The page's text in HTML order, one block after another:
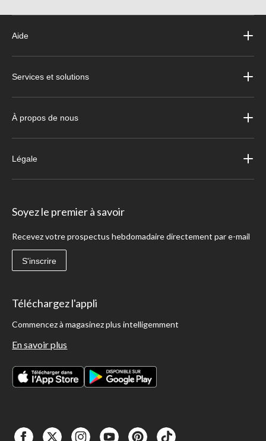
Aide
Services et solutions
À propos de nous
Légale
Soyez le premier à savoir
Recevez votre prospectus hebdomadaire directement par e-mail
S'inscrire
Téléchargez l'appli
Commencez à magasinez plus intelligemment
En savoir plus